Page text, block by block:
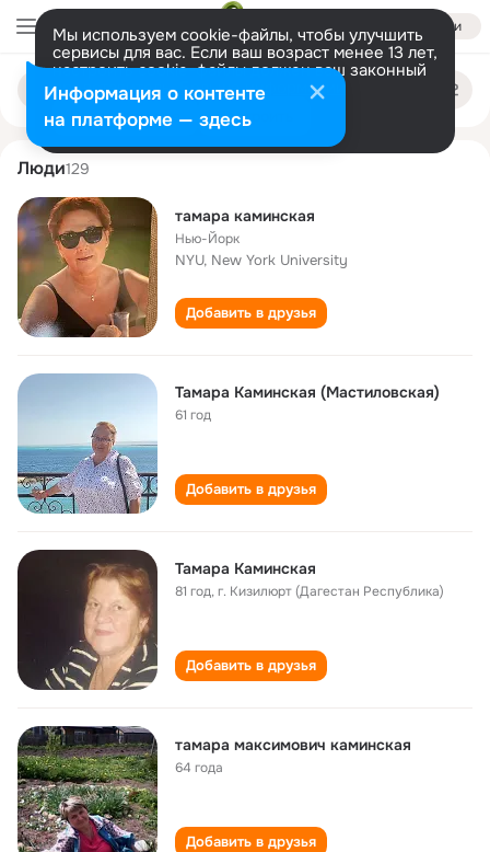
Войти
Мы используем cookie-файлы, чтобы улучшить
сервисы для вас. Если ваш возраст менее 13 лет,
настроить cookie-файлы должен ваш законный
представитель. Больше информации
Разрешить все Настроить
Поиск
людям
tamara kaminskaya
Люди129
тамара каминская
Нью-Йорк
NYU, New York University
Добавить в друзья
Тамара Каминская (Мастиловская)
61 год
Добавить в друзья
Тамара Каминская
81 год,г. Кизилюрт (Дагестан Республика)
Добавить в друзья
тамара максимович каминская
64 года
Добавить в друзья
Информация о контенте
на платформе — здесь